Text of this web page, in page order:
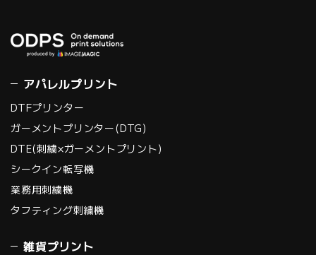
アパレルプリント
DTFプリンター
ガーメントプリンター(DTG)
DTE(刺繍×ガーメントプリント)
シークイン転写機
業務用刺繍機
タフティング刺繍機
雑貨プリント